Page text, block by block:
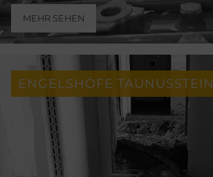
MEHR SEHEN
ENGELSHÖFE TAUNUSSTEIN